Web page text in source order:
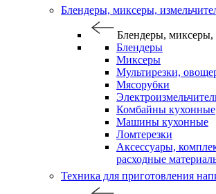
Блендеры, миксеры,
Блендеры, миксеры,
Блендеры
Миксеры
Мультирезки,
Мясорубки
Комбайны кухонные
Машины кухонные
Ломтерезки
Аксессуары,
расходные
Техника для приготовления